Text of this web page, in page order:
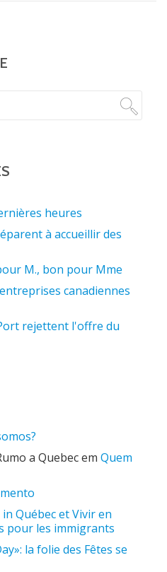
heures
à accueillir des
M., bon pour Mme
canadiennes
rejettent l'offre du
a Quebecem Quem
Québec et Vivir en
pour les immigrants
la folie des Fêtes se